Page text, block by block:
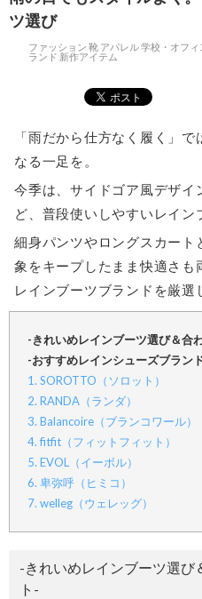
ツ選び
ファッション 靴 アパレル学校・オフィ
ランド 新作アイテム
「雨だから仕方なく履く」
なる一足を。
今季は、サイドゴア風デザイ
ど、普段使いしやすいレイン
細身パンツやロングスカート
象をキープしたまま快適さも
レインブーツブランドを厳選
-きれいめレインブーツ選び＆合
-おすすめレインシューズブラン
1. SOROTTO（ソロット）
2. RANDA（ランダ）
3. Balancoire（ブランコワール）
4. fitfit（フィットフィット）
5. EVOL（イーボル）
6. 卑弥呼（ヒミコ）
7. welleg（ウェレッグ）
-きれいめレインブーツ選び
ト-